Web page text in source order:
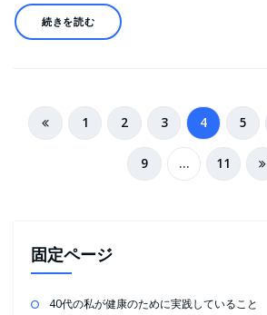
続きを読む
ー
ジ
送
1 2 3 4 5
9 … 11
固定ページ
40代の私が健康のために実践していること